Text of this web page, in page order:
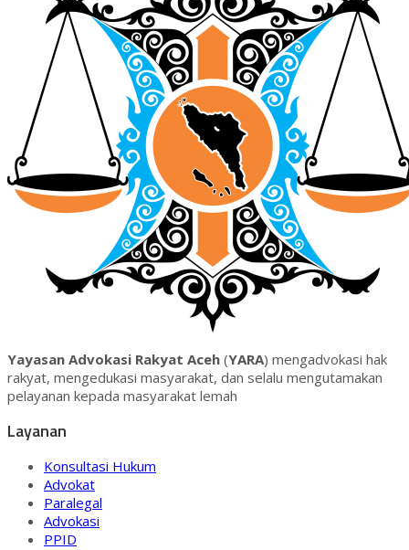
Yayasan Advokasi Rakyat Aceh (YARA) mengadvokasi hak
rakyat, mengedukasi masyarakat, dan selalu mengutamakan
pelayanan kepada masyarakat lemah
Layanan
Konsultasi Hukum
Advokat
Paralegal
Advokasi
PPID